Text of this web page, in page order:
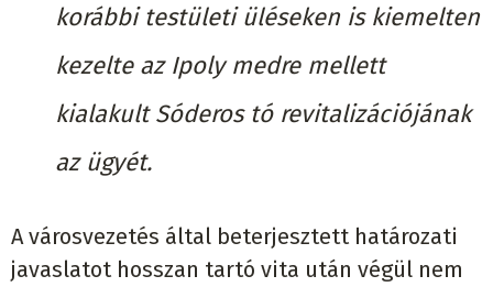
korábbi testületi üléseken is kiemelten
kezelte az Ipoly medre mellett
kialakult Sóderos tó revitalizációjának
az ügyét.
A városvezetés által beterjesztett határozati
javaslatot hosszan tartó vita után végül nem